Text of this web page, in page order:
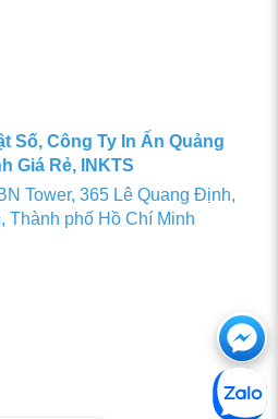
Số, Công Ty In Ấn Quảng
Giá Rẻ, INKTS
Tower, 365 Lê Quang Định,
Thành phố Hồ Chí Minh
với